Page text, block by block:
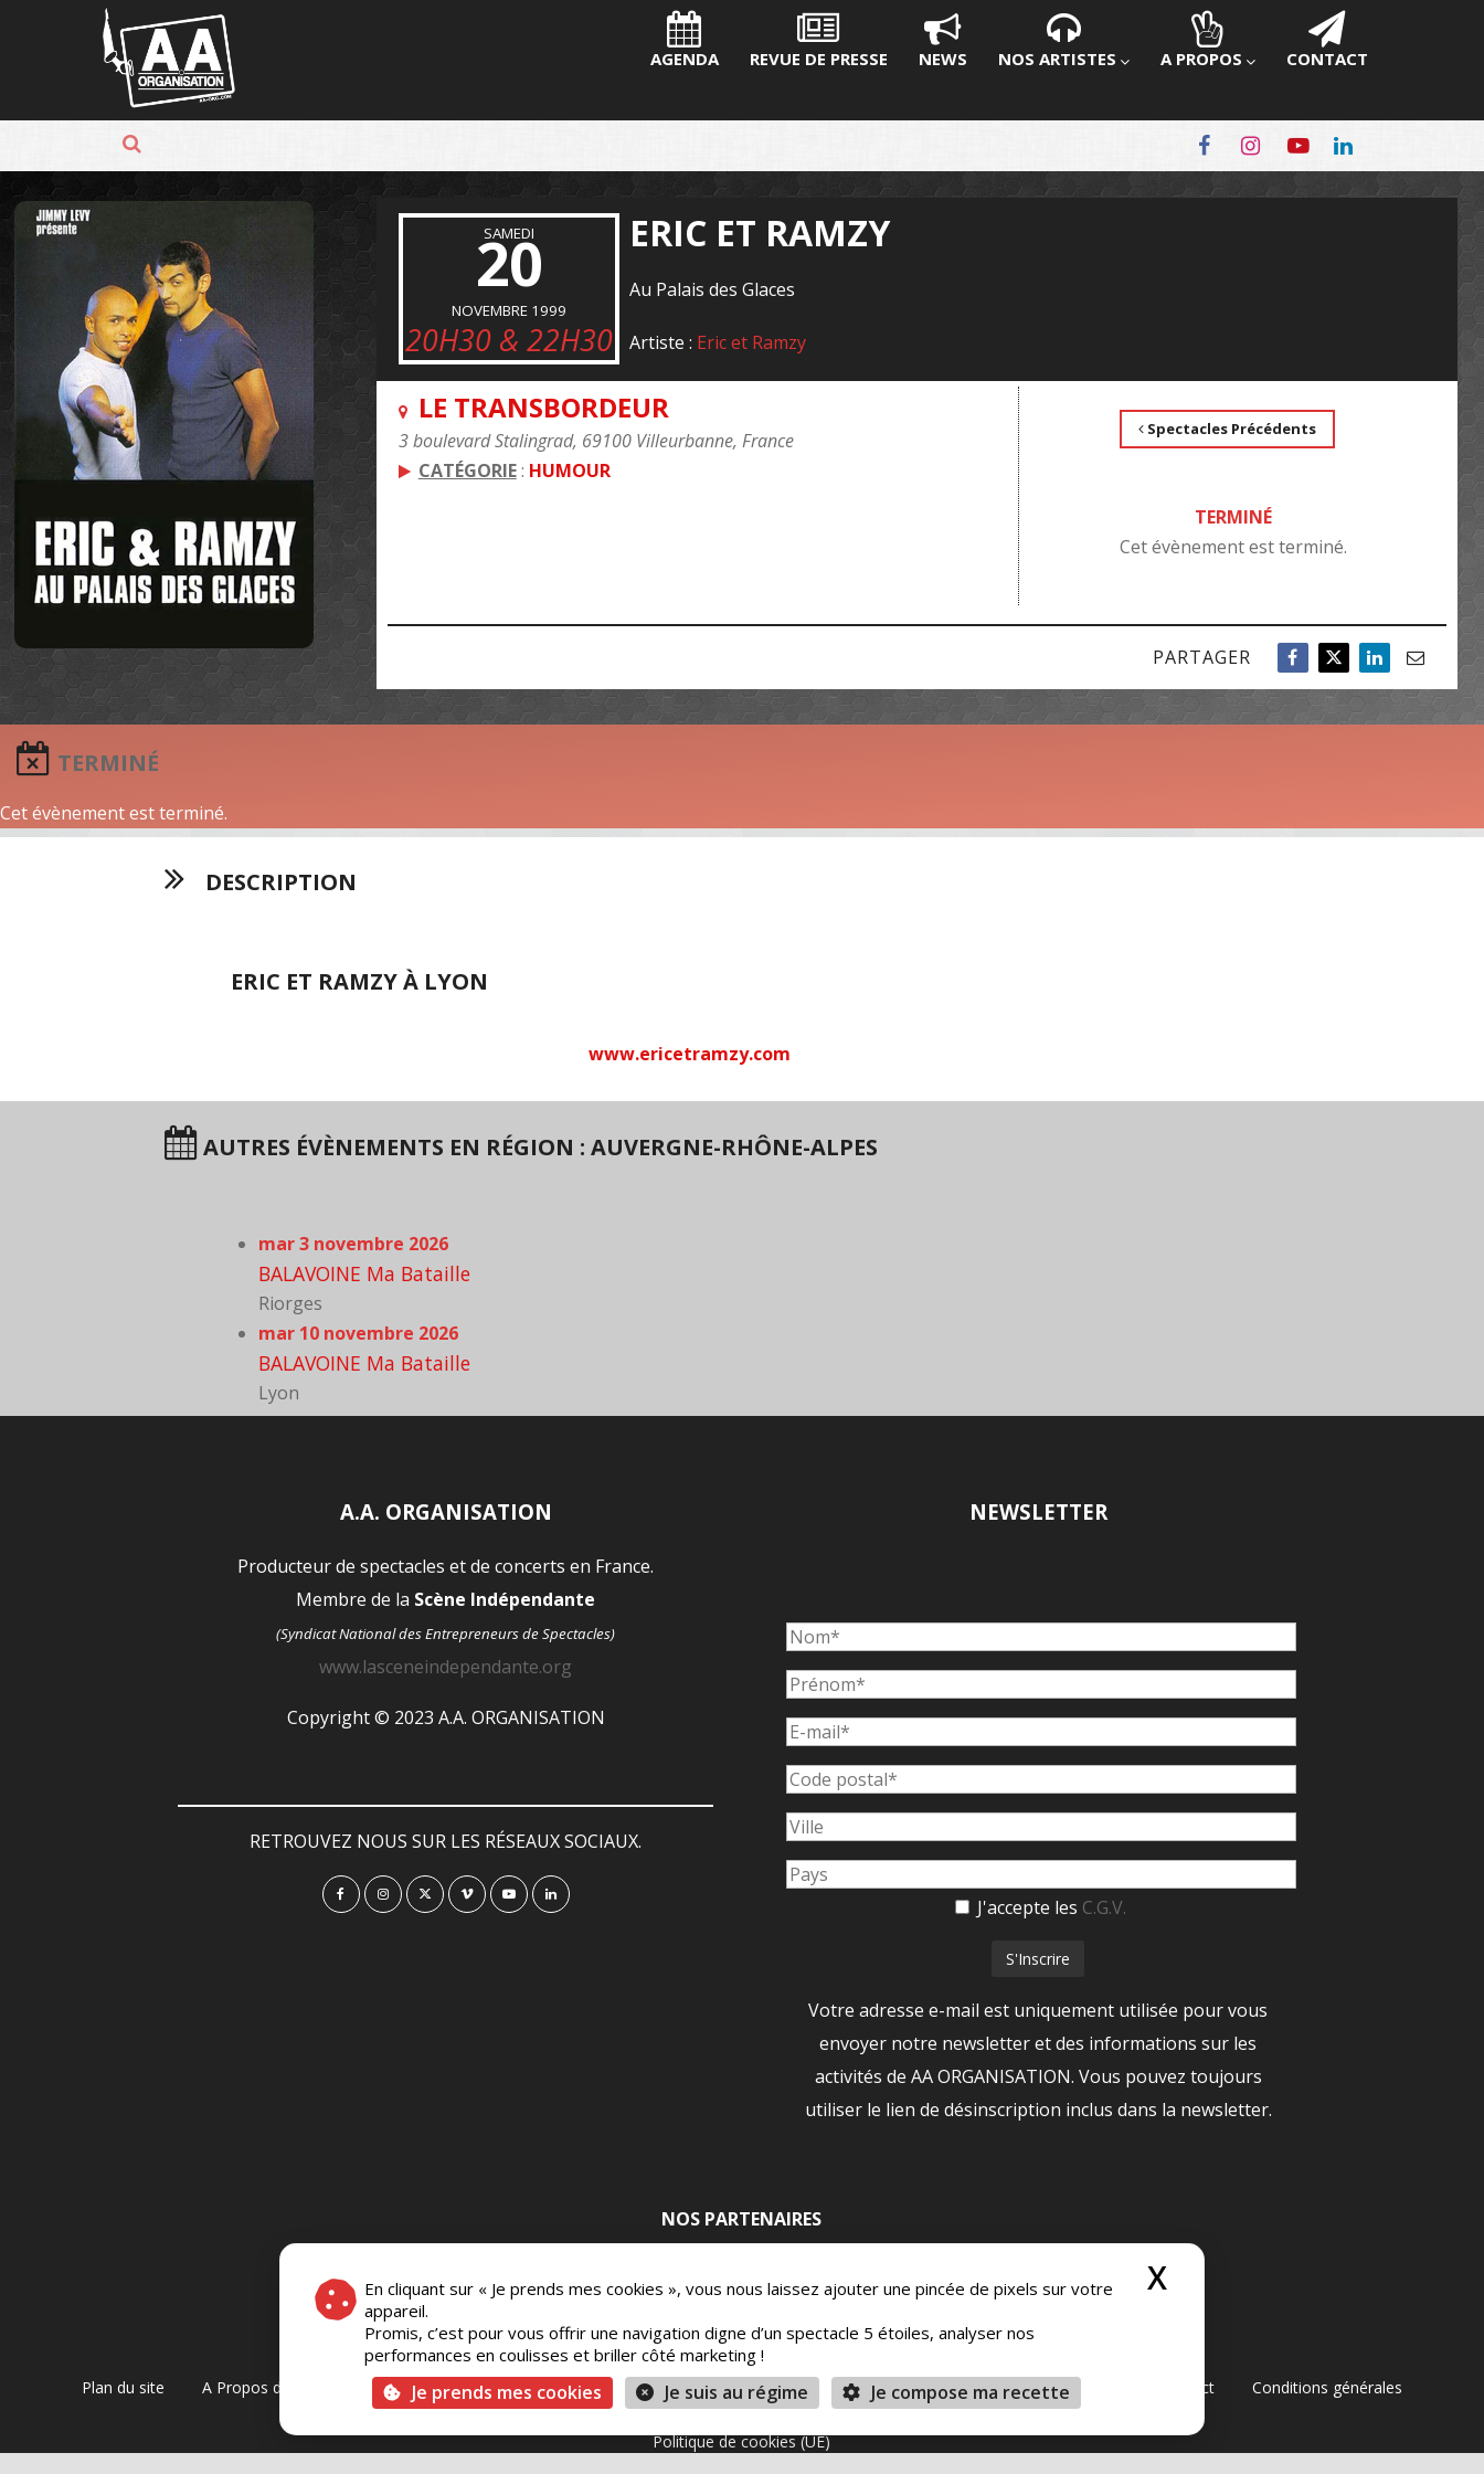
Panneau de gestion des cookies
En cliquant sur « Je prends mes cookies », vous nous laissez ajouter une pincée de pixels sur votre
appareil.
Promis, c’est pour vous offrir une navigation digne d’un spectacle 5 étoiles, analyser nos
performances en coulisses et briller côté marketing !
Je prends mes cookies Je suis au régime Je compose ma recette
X
AGENDA REVUE DE PRESSE NEWS NOS ARTISTES A PROPOS CONTACT
SAMEDI
20
NOVEMBRE 1999
20H30 & 22H30
ERIC ET RAMZY
Au Palais des Glaces
Artiste : Eric et Ramzy
LE TRANSBORDEUR
3 boulevard Stalingrad, 69100 Villeurbanne, France
CATÉGORIE: HUMOUR
Spectacles Précédents
TERMINÉ
Cet évènement est terminé.
PARTAGER
TERMINÉ
Cet évènement est terminé.
DESCRIPTION
ERIC ET RAMZY À LYON
www.ericetramzy.com
AUTRES ÉVÈNEMENTS EN RÉGION : AUVERGNE-RHÔNE-ALPES
mar 3 novembre 2026
BALAVOINE Ma Bataille
Riorges
mar 10 novembre 2026
BALAVOINE Ma Bataille
Lyon
A.A. ORGANISATION
Producteur de spectacles et de concerts en France.
Membre de la Scène Indépendante
(Syndicat National des Entrepreneurs de Spectacles)
www.lasceneindependante.org
Copyright © 2023 A.A. ORGANISATION
RETROUVEZ NOUS SUR LES RÉSEAUX SOCIAUX.
NEWSLETTER
J'accepte les C.G.V.
Votre adresse e-mail est uniquement utilisée pour vous
envoyer notre newsletter et des informations sur les
activités de AA ORGANISATION. Vous pouvez toujours
utiliser le lien de désinscription inclus dans la newsletter.
NOS PARTENAIRES
Plan du site A Propos de Nous Foire Aux Questions Mentions légales Vie Privée Conditions générales de vente Contact Conditions générales
Politique de cookies (UE)